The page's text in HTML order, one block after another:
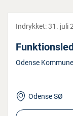
Indrykket:31. juli
Odense Kommune
Odense SØ